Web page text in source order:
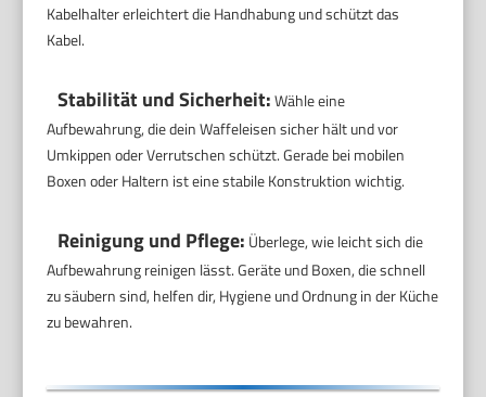
Kabelhalter erleichtert die Handhabung und schützt das
Kabel.
Stabilität und Sicherheit:Wähle eine
Aufbewahrung, die dein Waffeleisen sicher hält und vor
Umkippen oder Verrutschen schützt. Gerade bei mobilen
Boxen oder Haltern ist eine stabile Konstruktion wichtig.
Reinigung und Pflege: Überlege, wie leicht sich die
Aufbewahrung reinigen lässt. Geräte und Boxen, die schnell
zu säubern sind, helfen dir, Hygiene und Ordnung in der Küche
zu bewahren.